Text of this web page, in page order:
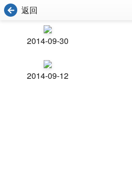
返回
2014-09-30
2014-09-12